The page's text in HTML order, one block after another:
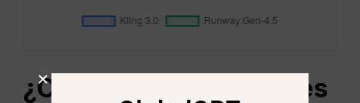
¿Cómo crear personajes